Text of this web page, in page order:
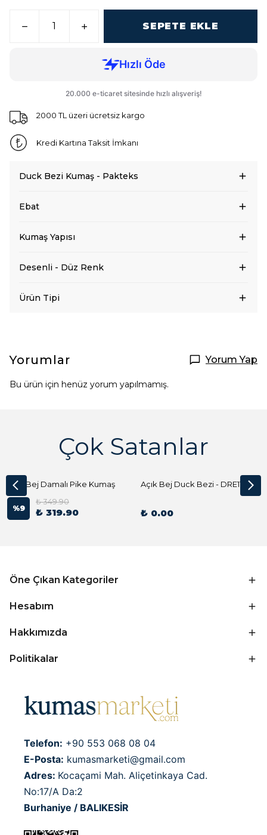
SEPETE EKLE
2000 TL üzeri ücretsiz kargo
Kredi Kartına Taksit İmkanı
Duck Bezi Kumaş - Pakteks
Ebat
Kumaş Yapısı
Desenli - Düz Renk
Ürün Tipi
Yorumlar Yorum Yap
Bu ürün için henüz yorum yapılmamış.
Çok Satanlar
Açık Bej Damalı Pike Kumaş
%9
₺ 349.90
₺ 319.90
Açık Bej Duck Bezi - DRE1144 Kumaş Peçete
₺ 0.00
Öne Çıkan Kategoriler
Hesabım
Hakkımızda
Politikalar
Telefon: +90 553 068 08 04
E-Posta: kumasmarketi@gmail.com
Adres: Kocaçami Mah. Aliçetinkaya Cad.
No:17/A Da:2
Burhaniye / BALIKESİR